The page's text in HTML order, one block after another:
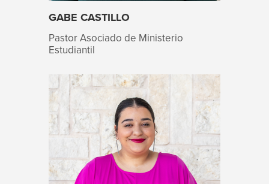
GABE CASTILLO
Pastor Asociado de Ministerio
Estudiantil